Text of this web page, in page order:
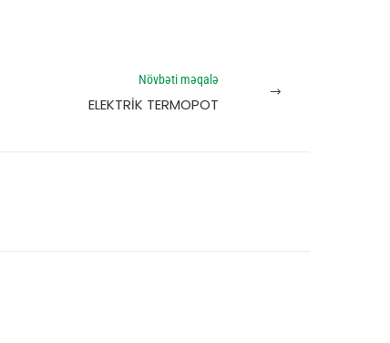
Növbəti məqalə
ELEKTRİK TERMOPOT